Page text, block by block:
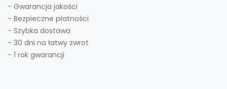
- Gwarancja jakości
- Bezpieczne płatności
- Szybka dostawa
- 30 dni na łatwy zwrot
- 1 rok gwarancji